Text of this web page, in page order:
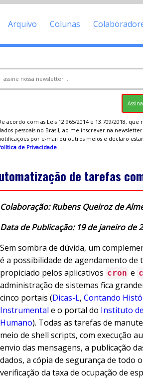
Arquivo Colunas
acordo com as Leis 12.965/2014 e 13.709/2018,
pessoais no Brasil, ao me inscrever na
por e-mail ou outros meios e declaro
de Privacidade.
de tarefas
Colaboração: Rubens Queiroz de
Data de Publicação: 19 de janeiro de
Sem sombra de dúvida, um
é a possibilidade de agendamento de
propiciado pelos aplicativos cron e
administração de sistemas fica
cinco portais (Dicas-L, Contando
Instrumental e o portal do Instituto
Humano). Todas as tarefas de
meio de shell scripts, com execução
envio das mensagens, a publicação
dados, a cópia de segurança de todo
verificação da taxa de ocupação de